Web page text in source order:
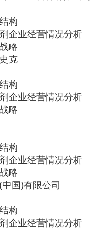
构
企业经营情况分析
略
克
构
企业经营情况分析
略
构
企业经营情况分析
略
国)有限公司
构
企业经营情况分析